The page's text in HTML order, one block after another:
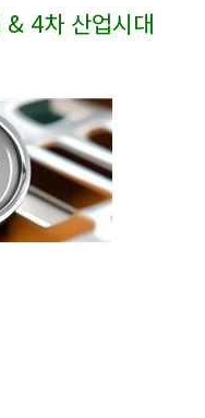
& 4차 산업시대